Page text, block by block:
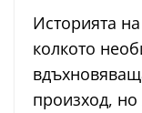
Историята
колкото
произход, но